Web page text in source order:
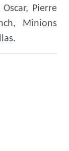
Pierre
Minions